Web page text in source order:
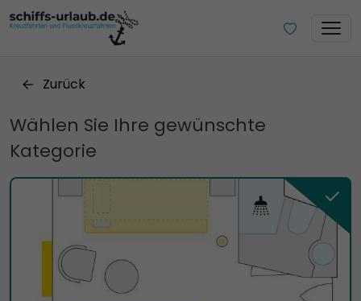
Zurück
Wählen Sie Ihre gewünschte
Kategorie